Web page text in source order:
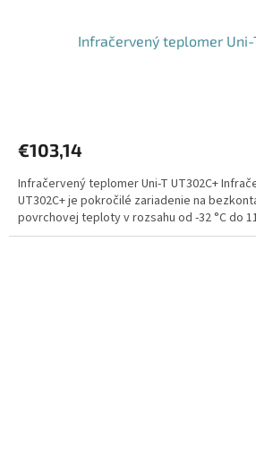
Infračervený teplomer Uni-
€103,14
Infračervený teplomer Uni-T UT302C+
UT302C+ je pokročilé zariadenie na
povrchovej teploty v rozsahu od -32 °C do